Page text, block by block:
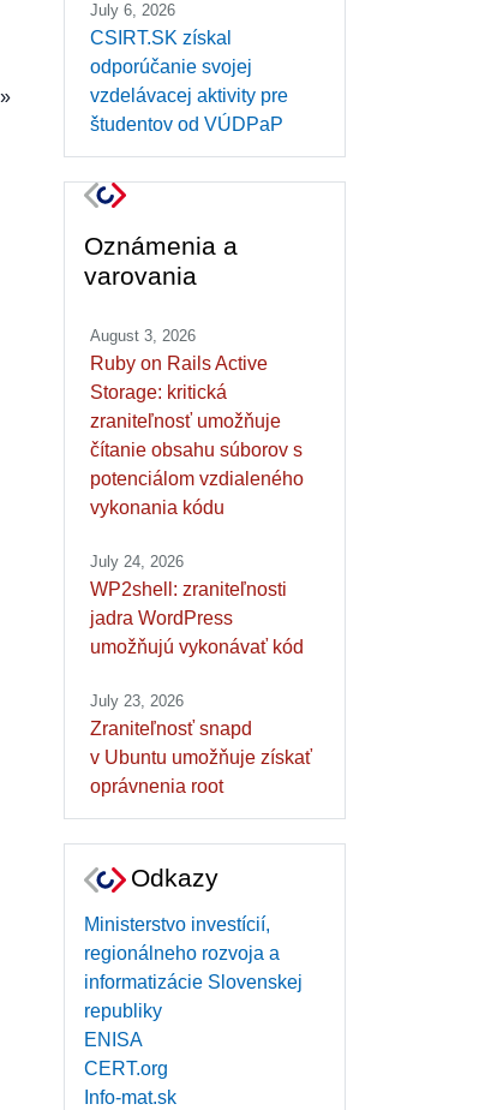
»
July 6, 2026
CSIRT.SK získal
odporúčanie svojej
vzdelávacej aktivity pre
študentov od VÚDPaP
Oznámenia a
varovania
August 3, 2026
Ruby on Rails Active
Storage: kritická
zraniteľnosť umožňuje
čítanie obsahu súborov s
potenciálom vzdialeného
vykonania kódu
July 24, 2026
WP2shell: zraniteľnosti
jadra WordPress
umožňujú vykonávať kód
July 23, 2026
Zraniteľnosť snapd
v Ubuntu umožňuje získať
oprávnenia root
Odkazy
Ministerstvo investícií,
regionálneho rozvoja a
informatizácie Slovenskej
republiky
ENISA
CERT.org
Info-mat.sk